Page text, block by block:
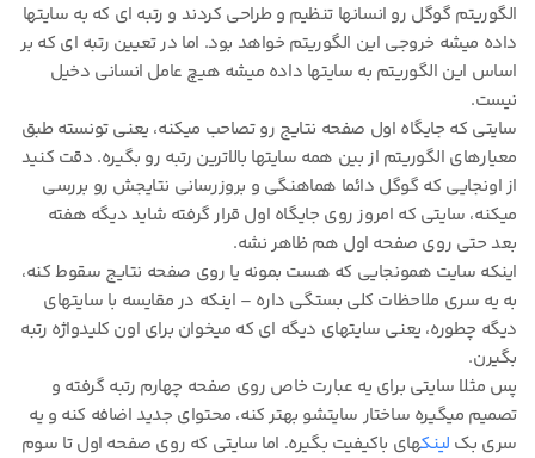
الگوریتم گوگل رو انسانها تنظیم و طراحی کردند و رتبه ای که به سایتها
داده میشه خروجی این الگوریتم خواهد بود. اما در تعیین رتبه ای که بر
اساس این الگوریتم به سایتها داده میشه هیچ عامل انسانی دخیل
نیست.
سایتی که جایگاه اول صفحه نتایج رو تصاحب میکنه، یعنی تونسته طبق
معیارهای الگوریتم از بین همه سایتها بالاترین رتبه رو بگیره. دقت کنید
از اونجایی که گوگل دائما هماهنگی و بروزرسانی نتایجش رو بررسی
میکنه، سایتی که امروز روی جایگاه اول قرار گرفته شاید دیگه هفته
بعد حتی روی صفحه اول هم ظاهر نشه.
اینکه سایت همونجایی که هست بمونه یا روی صفحه نتایج سقوط کنه،
به یه سری ملاحظات کلی بستگی داره – اینکه در مقایسه با سایتهای
دیگه چطوره، یعنی سایتهای دیگه ای که میخوان برای اون کلیدواژه رتبه
بگیرن.
پس مثلا سایتی برای یه عبارت خاص روی صفحه چهارم رتبه گرفته و
تصمیم میگیره ساختار سایتشو بهتر کنه، محتوای جدید اضافه کنه و یه
سری بک لینکهای باکیفیت بگیره. اما سایتی که روی صفحه اول تا سوم